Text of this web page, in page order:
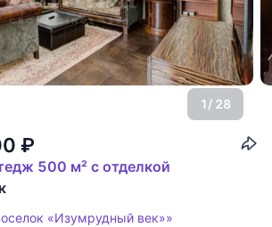
1/ 28
₽
500 м² с отделкой
«Изумрудный век»»